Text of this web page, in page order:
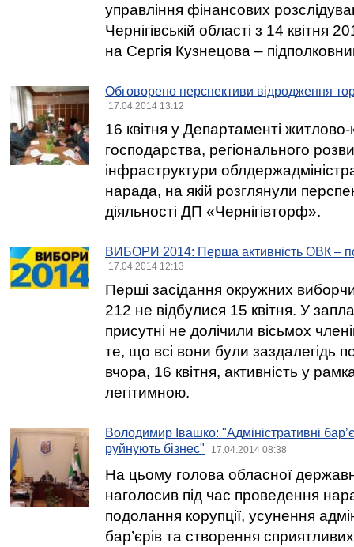
управління фінансових
Чернігівській області з 14 квітня
на Сергія Кузнецова –
Обговорено перспективи відродження
17.04.2014 13:12
16 квітня у Департаменті
господарства, регіонального
інфраструктури
нарада, на якій розглянули
діяльності ДП «Чернігівторф».
ВИБОРИ 2014: Перша активність ОВК –
17.04.2014 12:13
Перші засідання окружних
212 не відбулися 15 квітня. У
присутні не долічили вісьмох
те, що всі вони були заздалегідь
вчора, 16 квітня, активність у
легітимною.
Володимир Івашко: "Адміністративні
руйнують бізнес"
17.04.2014 08:38
На цьому голова обласної
наголосив під час проведення
подолання корупції, усунення
бар’єрів та створення